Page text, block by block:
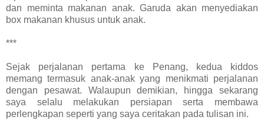
dan meminta makanan anak. Garuda akan menyediakan
box makanan khusus untuk anak.
***
Sejak perjalanan pertama ke Penang, kedua kiddos
memang termasuk anak-anak yang menikmati perjalanan
dengan pesawat. Walaupun demikian, hingga sekarang
saya selalu melakukan persiapan serta membawa
perlengkapan seperti yang saya ceritakan pada tulisan ini.